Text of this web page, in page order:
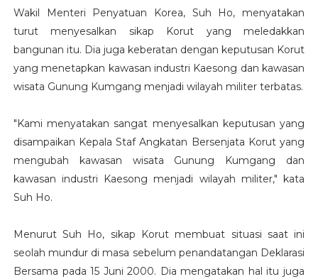
Wakil Menteri Penyatuan Korea, Suh Ho, menyatakan
turut menyesalkan sikap Korut yang meledakkan
bangunan itu. Dia juga keberatan dengan keputusan Korut
yang menetapkan kawasan industri Kaesong dan kawasan
wisata Gunung Kumgang menjadi wilayah militer terbatas.
"Kami menyatakan sangat menyesalkan keputusan yang
disampaikan Kepala Staf Angkatan Bersenjata Korut yang
mengubah kawasan wisata Gunung Kumgang dan
kawasan industri Kaesong menjadi wilayah militer," kata
Suh Ho.
Menurut Suh Ho, sikap Korut membuat situasi saat ini
seolah mundur di masa sebelum penandatangan Deklarasi
Bersama pada 15 Juni 2000. Dia mengatakan hal itu juga